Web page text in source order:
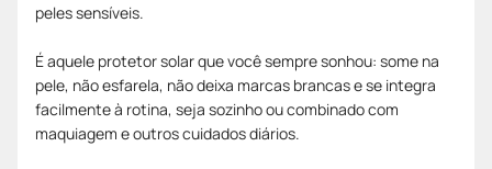
peles sensíveis.
É aquele protetor solar que você sempre sonhou: some na
pele, não esfarela, não deixa marcas brancas e se integra
facilmente à rotina, seja sozinho ou combinado com
maquiagem e outros cuidados diários.